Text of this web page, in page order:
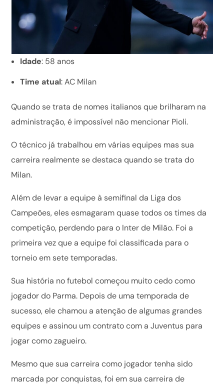
Idade: 58 anos
Time atual: AC Milan
Quando se trata de nomes italianos que brilharam na
administração, é impossível não mencionar Pioli.
O técnico já trabalhou em várias equipes mas sua
carreira realmente se destaca quando se trata do
Milan.
Além de levar a equipe à semifinal da Liga dos
Campeões, eles esmagaram quase todos os times da
competição, perdendo para o Inter de Milão. Foi a
primeira vez que a equipe foi classificada para o
torneio em sete temporadas.
Sua história no futebol começou muito cedo como
jogador do Parma. Depois de uma temporada de
sucesso, ele chamou a atenção de algumas grandes
equipes e assinou um contrato com a Juventus para
jogar como zagueiro.
Mesmo que sua carreira como jogador tenha sido
marcada por conquistas, foi em sua carreira de